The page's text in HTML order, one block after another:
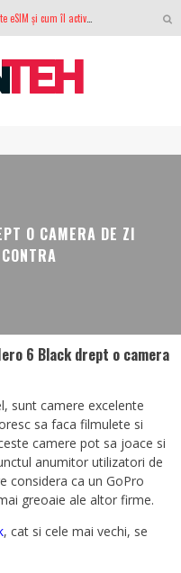
GoPro revine în competiție: Mission One este răspunsul pe care DJI nu îl aștepta
O CAMERA DE ZI
6 Black drept o camera
sunt camere excelente
sa faca filmulete si
camere pot sa joace si
anumitor utilizatori de
considera ca un GoPro
greoaie ale altor firme.
, cat si cele mai vechi, se